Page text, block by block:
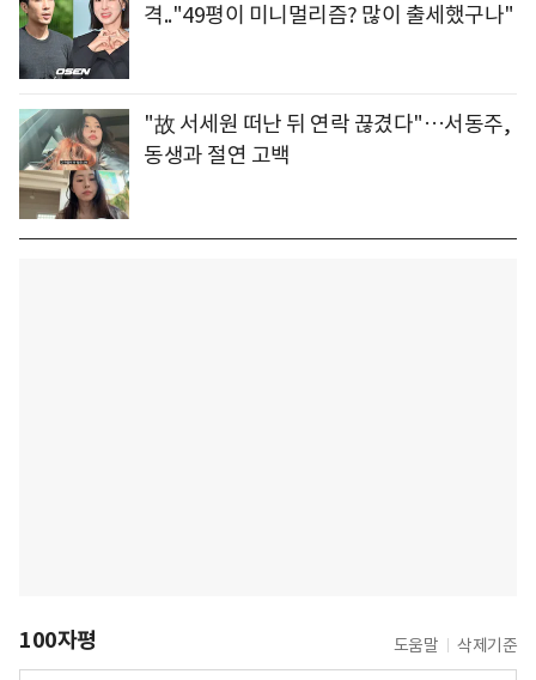
격.."49평이 미니멀리즘? 많이 출세했구나"
"故 서세원 떠난 뒤 연락 끊겼다"…서동주,
동생과 절연 고백
100자평 도움말 삭제기준